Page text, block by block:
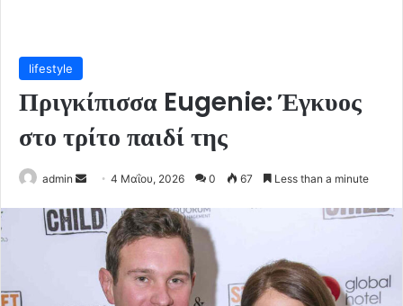
lifestyle
Πριγκίπισσα Eugenie: Έγκυος
στο τρίτο παιδί της
admin
Send
email
4 Μαΐου, 2026 0 67 Less than a minute